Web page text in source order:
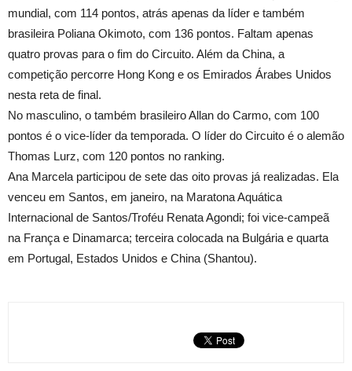
mundial, com 114 pontos, atrás apenas da líder e também
brasileira Poliana Okimoto, com 136 pontos. Faltam apenas
quatro provas para o fim do Circuito. Além da China, a
competição percorre Hong Kong e os Emirados Árabes Unidos
nesta reta de final.
No masculino, o também brasileiro Allan do Carmo, com 100
pontos é o vice-líder da temporada. O líder do Circuito é o alemão
Thomas Lurz, com 120 pontos no ranking.
Ana Marcela participou de sete das oito provas já realizadas. Ela
venceu em Santos, em janeiro, na Maratona Aquática
Internacional de Santos/Troféu Renata Agondi; foi vice-campeã
na França e Dinamarca; terceira colocada na Bulgária e quarta
em Portugal, Estados Unidos e China (Shantou).